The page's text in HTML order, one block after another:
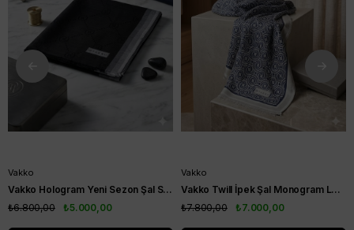
Vakko
Vakko Hologram Yeni Sezon Şal Siyah
₺5.000,00
₺6.800,00
Vakko
Vakko Twill İpek Şal Monogram Lacivert Ekru
₺7.000,00
₺7.800,00